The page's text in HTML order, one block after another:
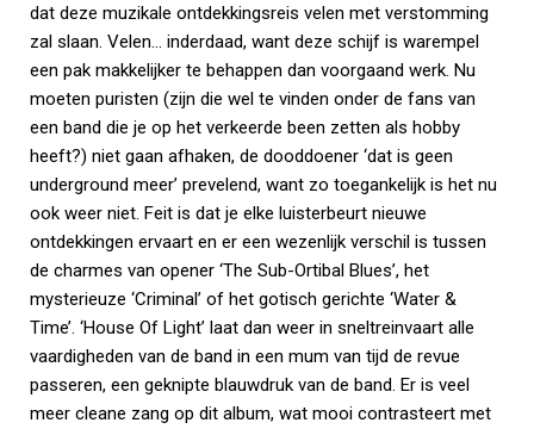
dat deze muzikale ontdekkingsreis velen met verstomming
zal slaan. Velen… inderdaad, want deze schijf is warempel
een pak makkelijker te behappen dan voorgaand werk. Nu
moeten puristen (zijn die wel te vinden onder de fans van
een band die je op het verkeerde been zetten als hobby
heeft?) niet gaan afhaken, de dooddoener ‘dat is geen
underground meer’ prevelend, want zo toegankelijk is het nu
ook weer niet. Feit is dat je elke luisterbeurt nieuwe
ontdekkingen ervaart en er een wezenlijk verschil is tussen
de charmes van opener ‘The Sub-Ortibal Blues’, het
mysterieuze ‘Criminal’ of het gotisch gerichte ‘Water &
Time’. ‘House Of Light’ laat dan weer in sneltreinvaart alle
vaardigheden van de band in een mum van tijd de revue
passeren, een geknipte blauwdruk van de band. Er is veel
meer cleane zang op dit album, wat mooi contrasteert met